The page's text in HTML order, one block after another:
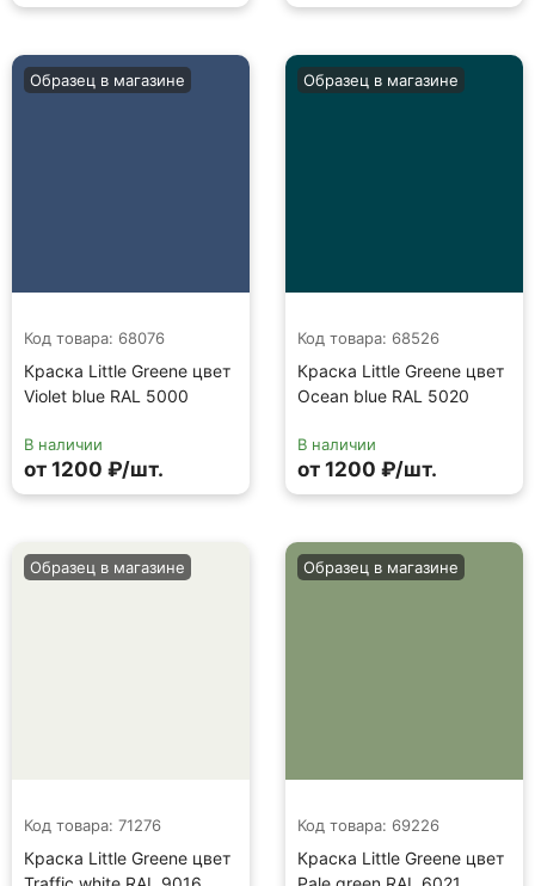
Код товара: 68076
Краска Little Greene цвет
Violet blue RAL 5000
Образец в магазине
В наличии
от 1200 ₽/шт.
Код товара: 68526
Краска Little Greene цвет
Ocean blue RAL 5020
Образец в магазине
В наличии
от 1200 ₽/шт.
Код товара: 71276
Краска Little Greene цвет
Образец в магазине
Код товара: 69226
Краска Little Greene цвет
Образец в магазине